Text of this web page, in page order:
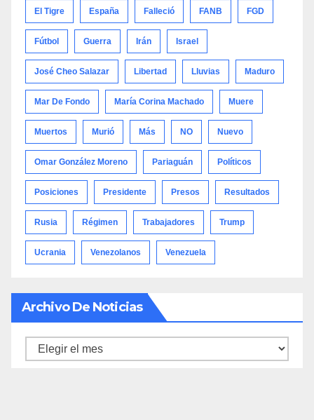
El Tigre España Falleció FANB FGD
Fútbol Guerra Irán Israel
José Cheo Salazar Libertad Lluvias Maduro
Mar De Fondo María Corina Machado Muere
Muertos Murió Más NO Nuevo
Omar González Moreno Pariaguán Políticos
Posiciones Presidente Presos Resultados
Rusia Régimen Trabajadores Trump
Ucrania Venezolanos Venezuela
Archivo De Noticias
Archivo